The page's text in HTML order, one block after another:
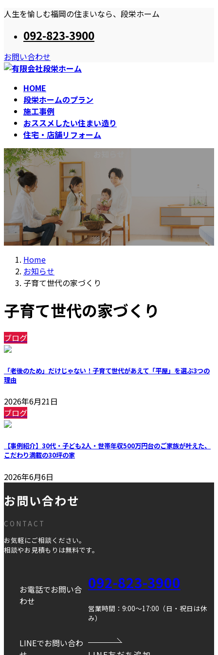
コ
ツ
へ
ナ
シ
ョ
人生を愉しむ福岡の住まいなら、段栄ホーム
092-823-3900
お問い合わせ
HOME
段栄ホームのプラン
施工事例
おススメしたい住まい造り
住宅・店舗リフォーム
Home
お知らせ
子育て世代の家づくり
子育て世代の家づくり
ブログ
「老後のため」だけじゃない！子育て世代があえて「平屋」を選ぶ3つの
理由
2026年6月21日
ブログ
【事例紹介】30代・子ども2人・世帯年収500万円台のご家族が叶えた、
こだわり満載の30坪の家
2026年6月6日
お問い合わせ
CONTACT
お気軽にご相談ください。
相談やお見積もりは無料です。
お電話でお問い合
わせ
092-823-3900
営業時間：9:00～17:00（日・祝日は休
み）
LINEでお問い合わ